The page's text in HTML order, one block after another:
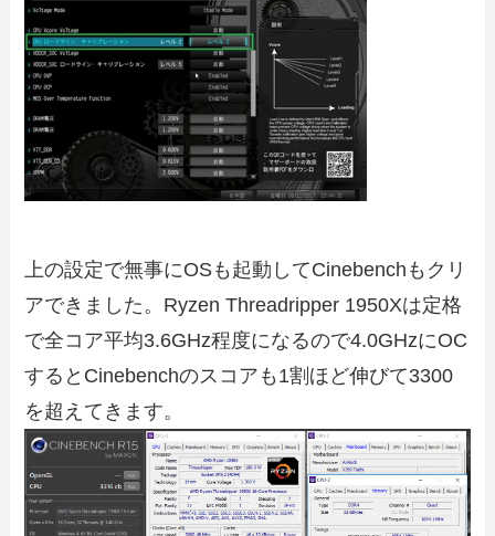
上の設定で無事にOSも起動してCinebenchもクリ
アできました。Ryzen Threadripper 1950Xは定格
で全コア平均3.6GHz程度になるので4.0GHzにOC
するとCinebenchのスコアも1割ほど伸びて3300
を超えてきます。